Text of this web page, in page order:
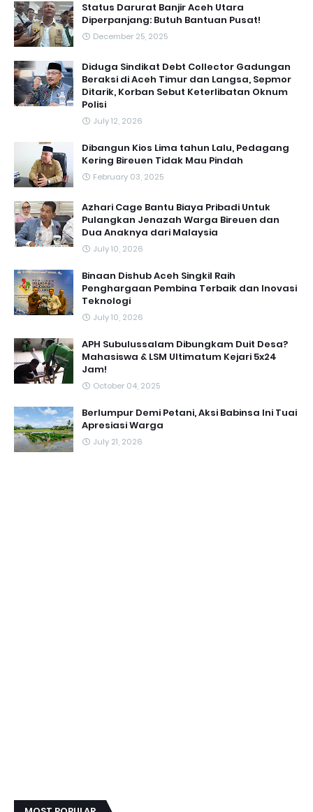
Status Darurat Banjir Aceh Utara
Diperpanjang: Butuh Bantuan Pusat!
December 25, 2025
Diduga Sindikat Debt Collector Gadungan
Beraksi di Aceh Timur dan Langsa, Sepmor
Ditarik, Korban Sebut Keterlibatan Oknum
Polisi
July 12, 2026
Dibangun Kios Lima tahun Lalu, Pedagang
Kering Bireuen Tidak Mau Pindah
February 03, 2025
Azhari Cage Bantu Biaya Pribadi Untuk
Pulangkan Jenazah Warga Bireuen dan
Dua Anaknya dari Malaysia
July 10, 2026
Binaan Dishub Aceh Singkil Raih
Penghargaan Pembina Terbaik dan Inovasi
Teknologi
July 10, 2026
APH Subulussalam Dibungkam Duit Desa?
Mahasiswa & LSM Ultimatum Kejari 5x24
Jam!
October 04, 2025
Berlumpur Demi Petani, Aksi Babinsa Ini Tuai
Apresiasi Warga
July 21, 2026